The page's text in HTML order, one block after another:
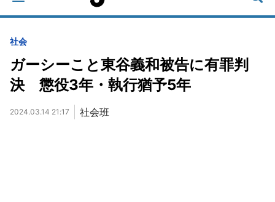
社会
ガーシーこと東谷義和被告に有罪判
決 懲役3年・執行猶予5年
2024.03.14 21:17 社会班